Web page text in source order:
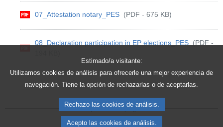
Estimado/a visitante:
Utilizamos cookies de análisis para ofrecerle una mejor experiencia de
navegación. Tiene la opción de rechazarlas o de aceptarlas.
Rechazo las cookies de análisis.
Acepto las cookies de análisis.
07_Attestation notary_PES (PDF - 675 KB)
08_Declaration participation in EP elections_PES (PDF -
Compartir esta página: